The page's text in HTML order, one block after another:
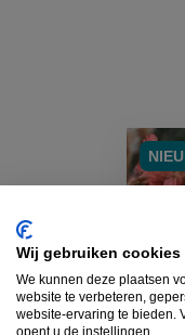
Wij gebruiken cookies
We kunnen deze plaatsen
website te verbeteren,
website-ervaring te bieden.
opent u de instellingen.